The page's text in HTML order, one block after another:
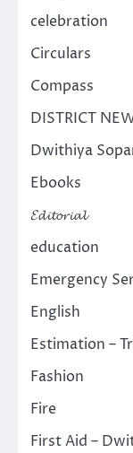
celebration
Circulars
Compass
DISTRICT
Dwithiya
Ebooks
𝓔𝓭𝓲𝓽𝓸𝓻𝓲𝓪𝓵
education
Emergency
English
Estimation –
Fashion
Fire
First Aid –